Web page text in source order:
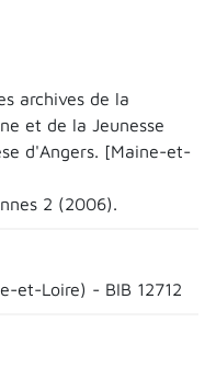
archives de la
et de la Jeunesse
d'Angers. [Maine-et-
2 (2006).
et-Loire) - BIB 12712